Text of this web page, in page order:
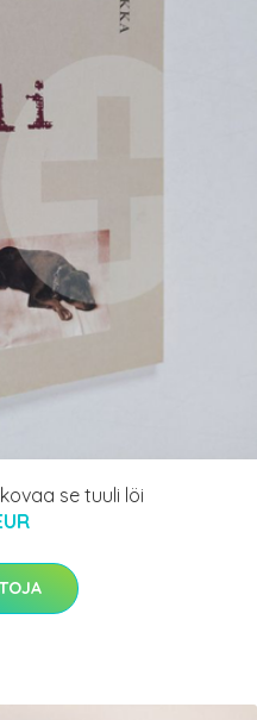
se tuuli löi